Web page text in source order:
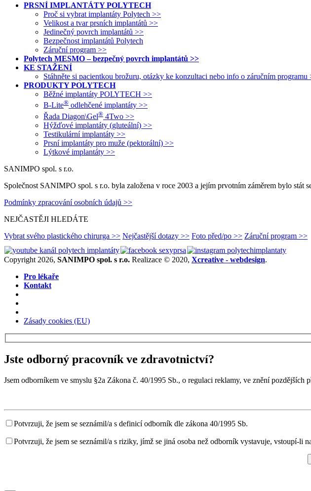
PRSNÍ IMPLANTÁTY POLYTECH
Proč si vybrat implantáty Polytech >>
Velikost a tvar prsních implantátů >>
Jedinečný povrch implantátů >>
Bezpečnost implantátů Polytech
Záruční program >>
Polytech MESMO – bezpečný povrch implantátů >>
KE STAŽENÍ
Stáhněte si pacientkou brožuru, otázky ke konzultaci nebo info o záručním programu
PRODUKTY POLYTECH
Běžné implantáty POLYTECH >>
B-Lite® odlehčené implantáty >>
Řada Diagon\Gel® 4Two >>
Hýžďové implantáty (gluteální) >>
Testikulární implantáty >>
Prsní implantáty pro muže (pektorální) >>
Lýtkové implantáty >>
SANIMPO spol. s r.o.
Společnost SANIMPO spol. s r.o. byla založena v roce 2003 a jejím prvotním záměrem bylo
Podmínky zpracování osobních údajů >>
NEJČASTĚJI HLEDÁTE
Vybrat svého plastického chirurga >> Nejčastější dotazy >> Foto před/po >> Záruční program >>
Copyright 2026, SANIMPO spol. s r.o. Realizace © 2020, Xcreative - webdesign.
Pro lékaře
Kontakt
Zásady cookies (EU)
Jste odborný pracovník ve zdravotnictví?
Jsem odborníkem ve smyslu §2a Zákona č. 40/1995 Sb., o regulaci reklamy, ve znění
Potvrzuji, že jsem se seznámil/a s definicí odborník dle zákona 40/1995 Sb.
Potvrzuji, že jsem se seznámil/a s riziky, jímž se jiná osoba než odborník vystavuje, vstoupí-li